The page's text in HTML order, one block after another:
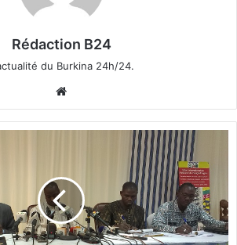
Rédaction B24
du Burkina 24h/24.
bsi
te